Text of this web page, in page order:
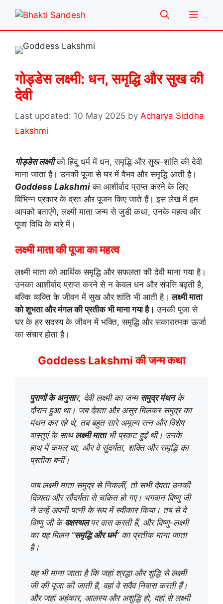
content
Menu
गोड्डेस लक्ष्मी: धन, समृद्धि और सुख की
देवी
10 May 2025 by Acharya Siddha
Lakshmi
गोड्डेस लक्ष्मीको हिंदू धर्म में धन, समृद्धि और सुख-शांति की देवी
माना जाता है। उनकी पूजा से घर में वैभव और समृद्धि आती है।
Goddess Lakshmi का आशीर्वाद प्राप्त करने के लिए
विभिन्न प्रकार के व्रत और पूजन किए जाते हैं। इस लेख में हम
आपको बताएंगे, लक्ष्मी माता जन्म से जुडी कथा, उनके महत्व और
पूजा विधि के बारे में।
लक्ष्मी माता की पूजा का महत्व
लक्ष्मी माता को आर्थिक समृद्धि और सफलता की देवी माना गया है।
उनका आशीर्वाद प्राप्त करने से न केवल धन और संपत्ति बढ़ती है,
बल्कि व्यक्ति के जीवन में सुख और शांति भी आती है।लक्ष्मी माता
को शुभता और मंगल की प्रतीक भी माना गया है। उनकी पूजा से
घर के हर सदस्य के जीवन में भक्ति, समृद्धि और सकारात्मक ऊर्जा
का संचार होता है।
Goddess Lakshmi की जन्म कथा
पुराणों के अनुसार, देवी लक्ष्मी का जन्म समुद्र मंथनके
दौरान हुआ था। जब देवता और असुर मिलकर समुद्र का
मंथन कर रहे थे, तब बहुत सारे अमूल्य रत्न और विशेष
वास्तुएं के साथलक्ष्मी माताभी प्रकट हुईं थी। उनके
हाथ में कमल था, और वे सुंदर्यता, शक्ति और समृद्धि का
प्रतीक बनीं।
जब लक्ष्मी माता समुद्र से निकलीं, तो सभी देवता उनकी
दिव्यता और सौंदर्यता से चकित हो गए। भगवान विष्णु जी
ने उन्हें अपनी पत्नी के रूप में स्वीकार किया। तब से वे
विष्णु जी केवक्षस्थलपर वास करती हैं, और विष्णु-लक्ष्मी
का यह मिलन “समृद्धि और धर्म” का प्रतीक माना जाता
है।
यह भी माना जाता है कि जहां श्रद्धा और शुद्धि से लक्ष्मी
जी की पूजा की जाती है, वहां वे सदैव निवास करती हैं।
और जहां अहंकार, आलस्य और अशुद्धि हो, वहां से लक्ष्मी